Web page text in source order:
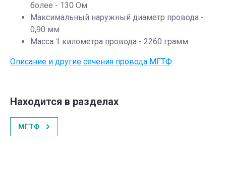
более - 130 Ом
Максимальный наружный диаметр провода -
0,90 мм
Масса 1 километра провода - 2260 грамм
Описание и другие сечения провода МГТФ
Находится в разделах
МГТФ